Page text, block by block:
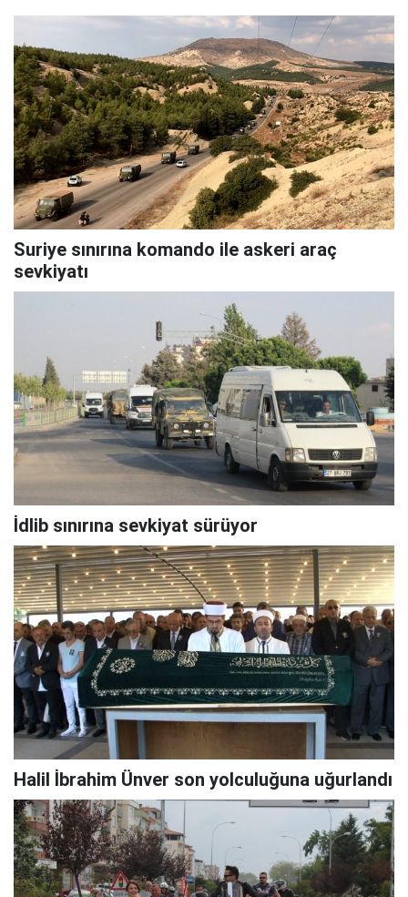
Suriye sınırına komando ile askeri araç
sevkiyatı
İdlib sınırına sevkiyat sürüyor
Halil İbrahim Ünver son yolculuğuna uğurlandı